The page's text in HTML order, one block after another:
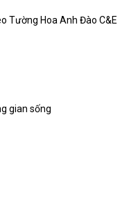
Tường Hoa Anh Đào C&E
gian sống